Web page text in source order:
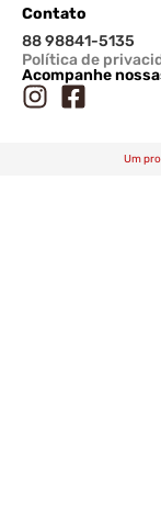
Contato
88 98841-5135
Política de
Acompanhe
Um